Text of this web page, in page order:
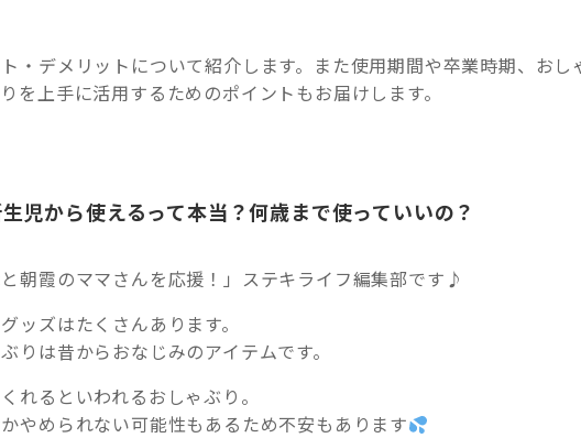
・デメリットについて紹介します。また使用期間や卒業時期、おし
を上手に活用するためのポイントもお届けします。
児から使えるって本当？何歳まで使っていいの？
朝霞のママさんを応援！」ステキライフ編集部です♪
ッズはたくさんあります。
りは昔からおなじみのアイテムです。
れるといわれるおしゃぶり。
やめられない可能性もあるため不安もあります